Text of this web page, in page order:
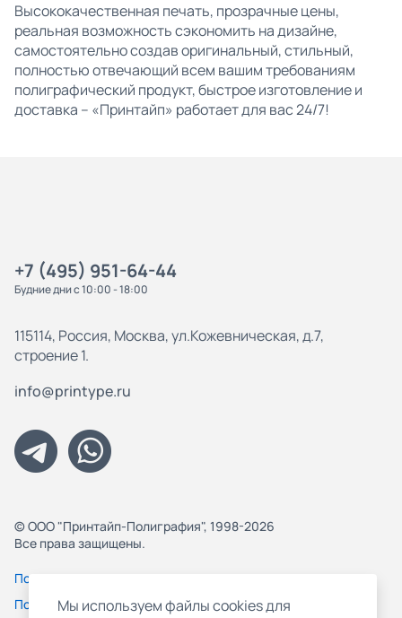
Высококачественная печать, прозрачные цены,
реальная возможность сэкономить на дизайне,
самостоятельно создав оригинальный, стильный,
полностью отвечающий всем вашим требованиям
полиграфический продукт, быстрое изготовление и
доставка – «Принтайп» работает для вас 24/7!
+7 (495) 951-64-44
Будние дни с 10:00 - 18:00
115114, Россия, Москва, ул.Кожевническая, д.7,
строение 1.
info@printype.ru
© ООО "Принтайп-Полиграфия", 1998-2026
Все права защищены.
Политика конфиденциальности
Пользовательское соглашение
Мы используем файлы cookies для